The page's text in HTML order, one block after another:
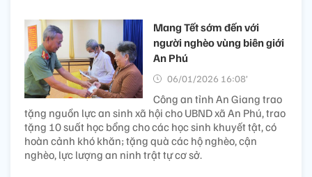
Mang Tết sớm đến với
người nghèo vùng biên giới
An Phú
06/01/2026 16:08’
Công an tỉnh An Giang trao
tặng nguồn lực an sinh xã hội cho UBND xã An Phú, trao
tặng 10 suất học bổng cho các học sinh khuyết tật, có
hoàn cảnh khó khăn; tặng quà các hộ nghèo, cận
nghèo, lực lượng an ninh trật tự cơ sở.